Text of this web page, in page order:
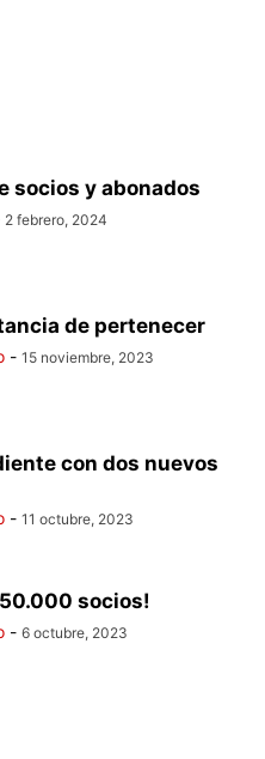
socios y abonados
2 febrero, 2024
de pertenecer
- 15 noviembre, 2023
con dos nuevos
- 11 octubre, 2023
socios!
- 6 octubre, 2023